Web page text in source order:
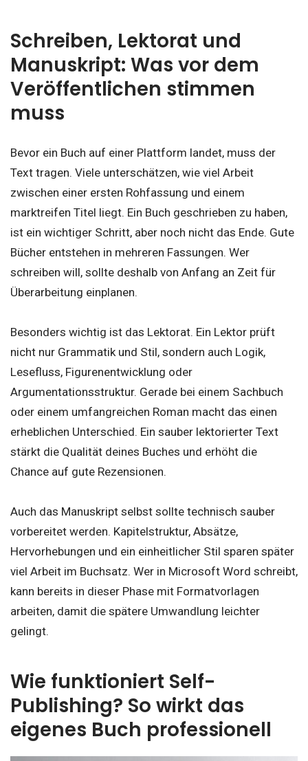
Schreiben, Lektorat und
Manuskript: Was vor dem
Veröffentlichen stimmen
muss
Bevor ein Buch auf einer Plattform landet, muss der
Text tragen. Viele unterschätzen, wie viel Arbeit
zwischen einer ersten Rohfassung und einem
marktreifen Titel liegt. Ein Buch geschrieben zu haben,
ist ein wichtiger Schritt, aber noch nicht das Ende. Gute
Bücher entstehen in mehreren Fassungen. Wer
schreiben will, sollte deshalb von Anfang an Zeit für
Überarbeitung einplanen.
Besonders wichtig ist das Lektorat. Ein Lektor prüft
nicht nur Grammatik und Stil, sondern auch Logik,
Lesefluss, Figurenentwicklung oder
Argumentationsstruktur. Gerade bei einem Sachbuch
oder einem umfangreichen Roman macht das einen
erheblichen Unterschied. Ein sauber lektorierter Text
stärkt die Qualität deines Buches und erhöht die
Chance auf gute Rezensionen.
Auch das Manuskript selbst sollte technisch sauber
vorbereitet werden. Kapitelstruktur, Absätze,
Hervorhebungen und ein einheitlicher Stil sparen später
viel Arbeit im Buchsatz. Wer in Microsoft Word schreibt,
kann bereits in dieser Phase mit Formatvorlagen
arbeiten, damit die spätere Umwandlung leichter
gelingt.
Wie funktioniert Self-
Publishing? So wirkt das
eigenes Buch professionell